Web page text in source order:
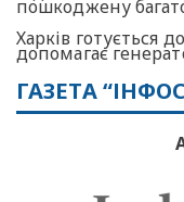
пошкоджену
Харків готується
допомагає
ГАЗЕТА